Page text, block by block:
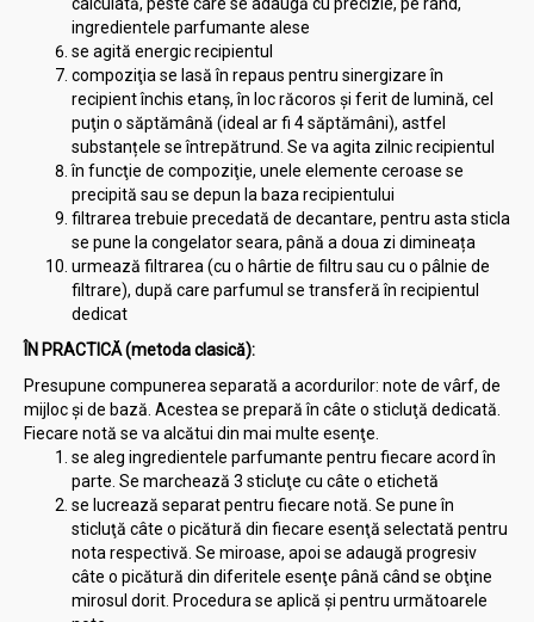
ingredientele parfumante alese
se agită energic recipientul
compoziţia se lasă în repaus pentru sinergizare în
recipient închis etanş, în loc răcoros şi ferit de lumină, cel
puţin o săptămână (ideal ar fi 4 săptămâni), astfel
substanțele se întrepătrund. Se va agita zilnic recipientul
în funcţie de compoziţie, unele elemente ceroase se
precipită sau se depun la baza recipientului
filtrarea trebuie precedată de decantare, pentru asta sticla
se pune la congelator seara, până a doua zi dimineața
urmează filtrarea (cu o hârtie de filtru sau cu o pâlnie de
filtrare), după care parfumul se transferă în recipientul
dedicat
ÎN PRACTICĂ (metoda clasică):
Presupune compunerea separată a acordurilor: note de vârf, de
mijloc şi de bază. Acestea se prepară în câte o sticluţă dedicată.
Fiecare notă se va alcătui din mai multe esenţe.
se aleg ingredientele parfumante pentru fiecare acord în
parte. Se marchează 3 sticluţe cu câte o etichetă
se lucrează separat pentru fiecare notă. Se pune în
sticluţă câte o picătură din fiecare esenţă selectată pentru
nota respectivă. Se miroase, apoi se adaugă progresiv
câte o picătură din diferitele esenţe până când se obţine
mirosul dorit. Procedura se aplică şi pentru următoarele